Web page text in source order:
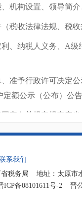
构设置、领导简介
收法律法规、税收
纳税人义务、A级
予行政许可决定公
额公示（公布）公
有关规定规定应当
省税务局网站阳城
zfxxgk/jc-
途径予以公开。
系我们
省税务局 地址：太原
ICP备08101611号-2 晋